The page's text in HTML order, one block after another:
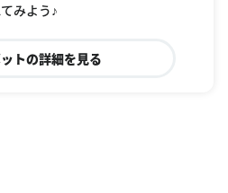
みよう♪
トの詳細を見る